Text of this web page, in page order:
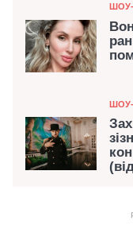
ШОУ-
ШОУ-